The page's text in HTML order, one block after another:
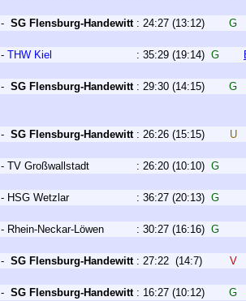
- SG Flensburg-Handewitt : 24:27 (13:12) G
- THW Kiel : 35:29 (19:14) G
- SG Flensburg-Handewitt : 29:30 (14:15) G
- SG Flensburg-Handewitt : 26:26 (15:15) U
- TV Großwallstadt : 26:20 (10:10) G
- HSG Wetzlar : 36:27 (20:13) G
- Rhein-Neckar-Löwen : 30:27 (16:16) G
- SG Flensburg-Handewitt : 27:22 (14:7) V
- SG Flensburg-Handewitt : 16:27 (10:12) G